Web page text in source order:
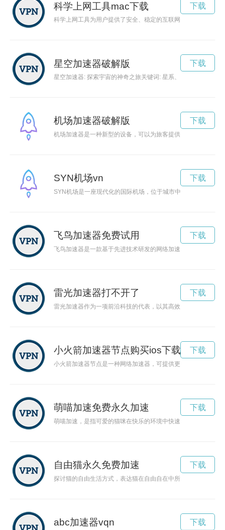
科学上网工具mac下载
科学上网工具为用户提供了安全、稳定的互联网访问方式，解
下载
星空加速器破解版
星空加速器: 探索宇宙的神奇之旅关键词: 星系、宇宙、探索、
下载
机场加速器破解版
机场加速器是一种新型的设备，可以为旅客提供更加便捷、快
下载
SYN机场vn
SYN机场是一座现代化的国际机场，位于城市中心，便捷连接
下载
飞鸟加速器免费试用
飞鸟加速器是一款基于先进技术研发的网络加速工具，能够帮
下载
雷光加速器打不开了
雷光加速器作为一项前沿科技的代表，以其高效的加速能力和
下载
小火箭加速器节点购买ios下载
小火箭加速器节点是一种网络加速器，可提供更快、更安全的
下载
萌喵加速免费永久加速
萌喵加速，是指可爱的猫咪在快乐的环境中快速成长。通过各
下载
自由猫永久免费加速
探讨猫的自由生活方式，表达猫在自由自在中所展现的快乐和独
下载
abc加速器vqn 下载